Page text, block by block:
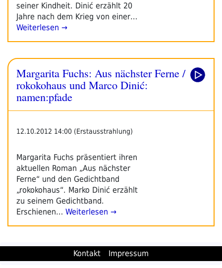
seiner Kindheit. Dinić erzählt 20
Jahre nach dem Krieg von einer…
Weiterlesen →
Margarita Fuchs: Aus nächster Ferne /
rokokohaus und Marco Dinić:
namen:pfade
12.10.2012 14:00 (Erstausstrahlung)
Margarita Fuchs präsentiert ihren
aktuellen Roman „Aus nächster
Ferne“ und den Gedichtband
„rokokohaus“. Marko Dinić erzählt
zu seinem Gedichtband.
Erschienen… Weiterlesen →
Kontakt Impressum